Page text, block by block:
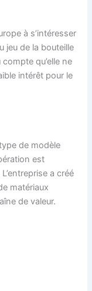
à s’intéresser
jeu de la bouteille
qu’elle ne
intérêt pour le
de modèle
est
a créé
matériaux
de valeur.